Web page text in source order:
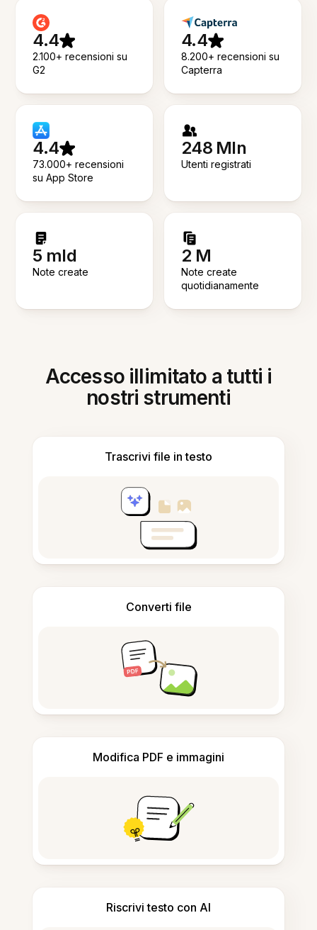
4.4
2.100+ recensioni su
G2
4.4
8.200+ recensioni su
Capterra
4.4
73.000+ recensioni
su App Store
248 Mln
Utenti registrati
5 mld
Note create
2 M
Note create
quotidianamente
Accesso illimitato a tutti i
nostri strumenti
Trascrivi file in testo
Converti file
Modifica PDF e immagini
Riscrivi testo con AI